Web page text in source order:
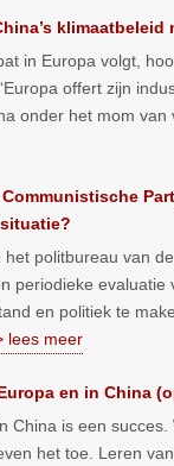
in Europa volgt,
offert zijn
onder het mom van
politbureau van
periodieke evaluatie
en politiek te
lees meer
en in China
China is een succes.
het toe. Leren